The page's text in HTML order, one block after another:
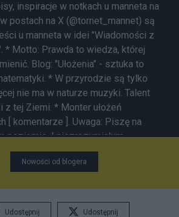
inspiracje w notkach u manneta na
postach na X (@tornet_mannet) są
u manneta w idei "Wiadomości z
* Motto: Prawda to wiedza, której
Blog: "Ułożenia" - sztuka to
* W przyrodzie są tylko
nie ma w naturze muzyki. Talent
z tej Ziemi. * Monter ułożeń
[ komentarze ]. Uwaga: Piszę na
poziomie. I niezrozumiałym
komentatorów. Nie nadążam za AI.
piszący swoje negatywne opinie
Nowości od blogera
Udostępnij Udostępnij